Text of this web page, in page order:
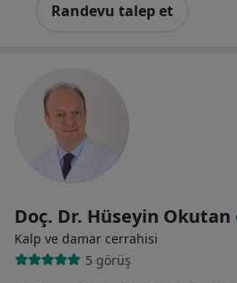
Randevu talep et
Doç. Dr. Hüseyin Okutan
Kalp ve damar cerrahisi
5 görüş